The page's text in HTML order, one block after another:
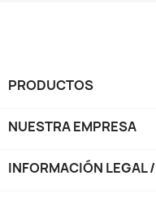
PRODUCTOS
NUESTRA EMPRESA
INFORMACIÓN LEGAL